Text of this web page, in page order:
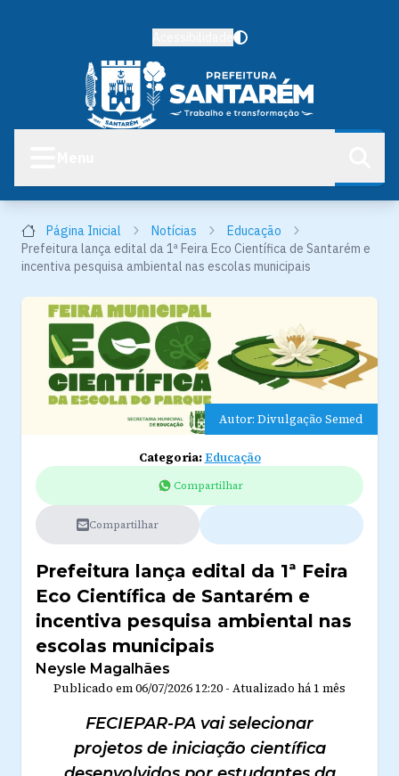
Página Inicial Notícias
Educação
Prefeitura lança edital da 1ª Feira Eco Científica de Santarém e
incentiva pesquisa ambiental nas escolas municipais
Autor: Divulgação Semed
Categoria:Educação
Compartilhar
Compartilhar
Prefeitura lança edital da 1ª Feira
Eco Científica de Santarém e
incentiva pesquisa ambiental nas
escolas municipais
Neysle Magalhães
Publicado em06/07/2026 12:20 - Atualizado há 1 mês
FECIEPAR-PA vai selecionar
projetos de iniciação científica